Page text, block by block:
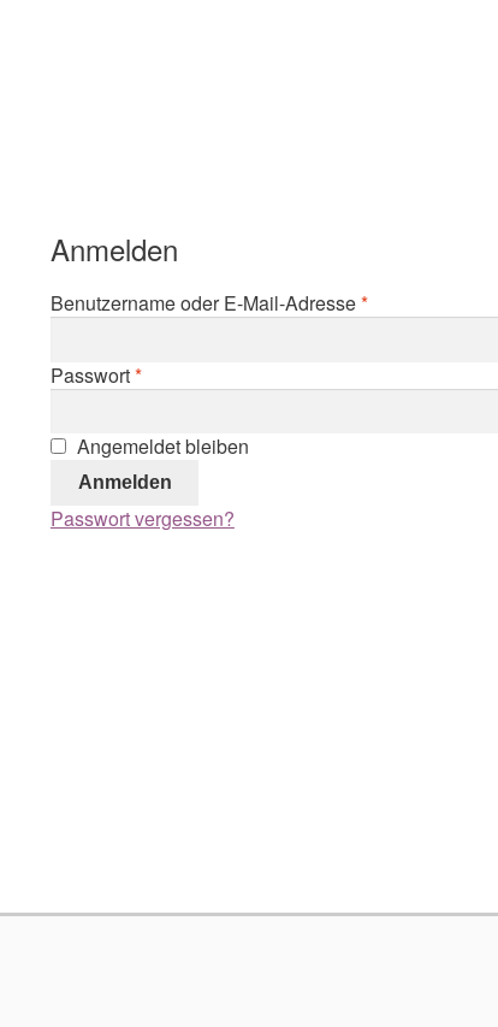
Anmelden
Benutzername oder E-Mail-Adresse*Erforderlich
Passwort*Erforderlich
Angemeldet bleiben
Anmelden
Passwort vergessen?